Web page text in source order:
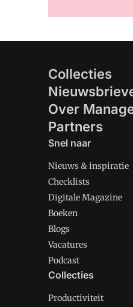
Collecties
Over
Partners
Snel naar
Nieuws & inspiratie
Checklists
Digitale Magazine
Boeken
Blogs
Vacatures
Podcast
Collecties
Productiviteit